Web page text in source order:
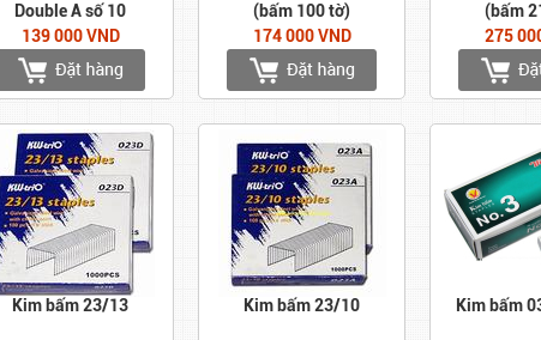
Double A số 10
139 000 VND
(bấm 100 tờ)
174 000 VND
(bấm
275
Kim bấm 23/13 Kim bấm 23/10 Kim bấm